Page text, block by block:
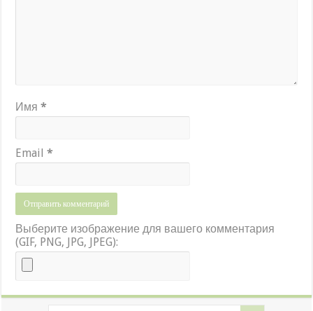
Имя*
Email*
Выберите изображение для вашего комментария
(GIF, PNG, JPG, JPEG):